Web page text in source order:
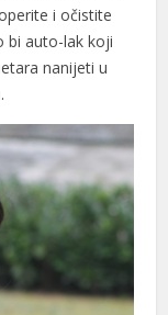
i očistite
bi auto-lak koji
nanijeti u